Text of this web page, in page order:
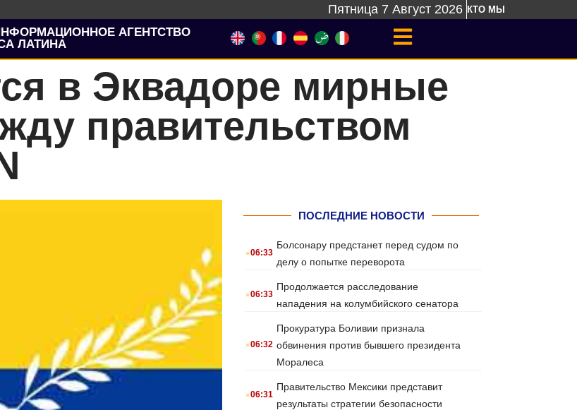
Пятница 7 Август 2026 КТО МЫ
АГЕНТСТВО
ЛАТИНА
в Эквадоре мирные
правительством
ПОСЛЕДНИЕ НОВОСТИ
.06:33
Болсонару предстанет перед судом по
делу о попытке переворота
.06:33
Продолжается расследование
нападения на колумбийского сенатора
.06:32
Прокуратура Боливии признала
обвинения против бывшего президента
Моралеса
.06:31
Правительство Мексики представит
результаты стратегии безопасности